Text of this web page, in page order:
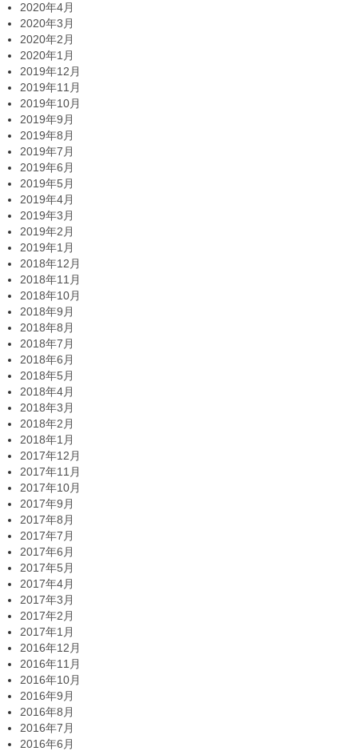
2020年4月
2020年3月
2020年2月
2020年1月
2019年12月
2019年11月
2019年10月
2019年9月
2019年8月
2019年7月
2019年6月
2019年5月
2019年4月
2019年3月
2019年2月
2019年1月
2018年12月
2018年11月
2018年10月
2018年9月
2018年8月
2018年7月
2018年6月
2018年5月
2018年4月
2018年3月
2018年2月
2018年1月
2017年12月
2017年11月
2017年10月
2017年9月
2017年8月
2017年7月
2017年6月
2017年5月
2017年4月
2017年3月
2017年2月
2017年1月
2016年12月
2016年11月
2016年10月
2016年9月
2016年8月
2016年7月
2016年6月